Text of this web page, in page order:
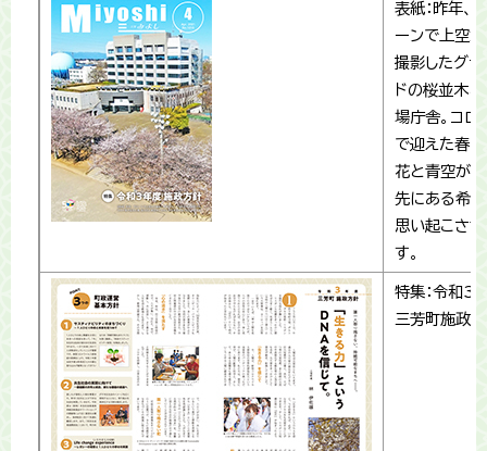
表紙：昨年、
ーンで上空か
撮影したグラ
ドの桜並木
場庁舎。コロ
で迎えた春、
花と青空が
先にある希
思い起こさ
す。
特集：令和3
三芳町施政